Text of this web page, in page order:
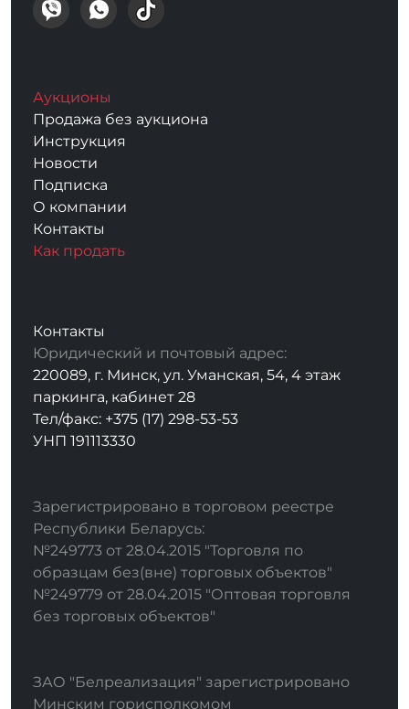
Аукционы
Продажа без аукциона
Инструкция
Новости
Подписка
О компании
Контакты
Как продать
Контакты
Юридический и почтовый адрес:
220089, г. Минск, ул. Уманская, 54, 4 этаж
паркинга, кабинет 28
Тел/факс: +375 (17) 298-53-53
УНП 191113330
Зарегистрировано в торговом реестре
Республики Беларусь:
№249773 от 28.04.2015 "Торговля по
образцам без(вне) торговых объектов"
№249779 от 28.04.2015 "Оптовая торговля
без торговых объектов"
ЗАО "Белреализация" зарегистрировано
Минским горисполкомом